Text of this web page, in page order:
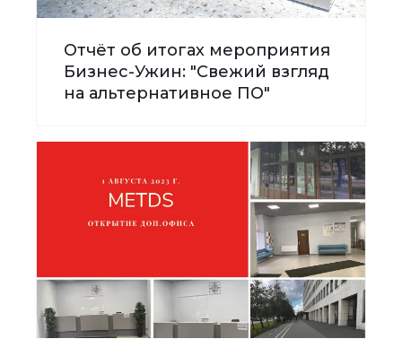
Отчёт об итогах мероприятия
Бизнес-Ужин: "Свежий взгляд
на альтернативное ПО"